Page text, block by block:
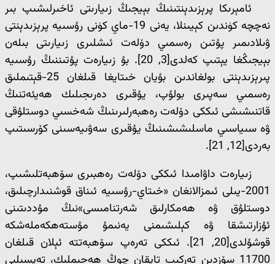
ئامېرىكا پرېزىدېنتىنىڭ بېيجىڭ زىيارىتى ئاخىرلىشىپ بىر
نەچچە كۈندىن كېيىنلا، يەنى 19-ماي كۈنى رۇسىيە پرېزىدېنتى
ۋىلادىمىر پۇتىن رەسمىي دۆلەت ئىشلىرى زىيارىتى بىلەن
بېيجىڭغا يېتىپ كەلدى[3, 20]. بۇ زىيارەت پۇتىننىڭ رۇسىيە
پىرېزىدېنتى بولغاندىن بۇيان خىتايغا قىلغان 25-قېتىملىق
رەسمىي سەپىرى بولۇپ، يۇقىرى دەرىجىلىك ھەيئەتنىڭ
قاتنىشىشى ئىككى دۆلەت رەھبەرلىرىنىڭ شەخسىي دوستلۇقى
ۋە سىياسىي ماسلىشىشىنىڭ يۇقىرى سەۋىيەسىنى كۆرسىتىپ
بەردى[12, 21].
زىيارەت داۋامىدا ئىككى دۆلەت رەھبىرى سۆھبەتلىشىپ،
2001-يىلى ئىمزالانغان «خىتاي-رۇسىيە ئىناق قوشنىدارچىلىق،
دوستلۇق ۋە ھەمكارلىق شەرتنامىسى»نىڭ مۇددىتىنى
ئۇزارتىشقا ۋە كېلىشىمنى يەنىمۇ مۇستەھكەملەشكە
قوشۇلدى[20, 21]. ئىككى تەرەپ سۆھبەتتە ئېلان قىلغان
11700 سۆزدىن تەركىب تاپقان چوڭ ھەجىملىك، تەپسىلىي